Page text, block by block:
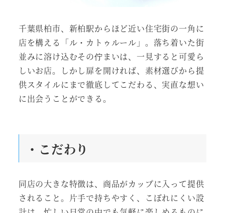
千葉県柏市、新柏駅からほど近い住宅街の一角に
店を構える「ル・カトゥルール」。落ち着いた街
並みに溶け込むその佇まいは、一見すると可愛ら
しいお店。しかし扉を開ければ、素材選びから提
供スタイルにまで徹底してこだわる、実直な想い
に出会うことができる。
・こだわり
同店の大きな特徴は、商品がカップに入って提供
されること。片手で持ちやすく、こぼれにくい設